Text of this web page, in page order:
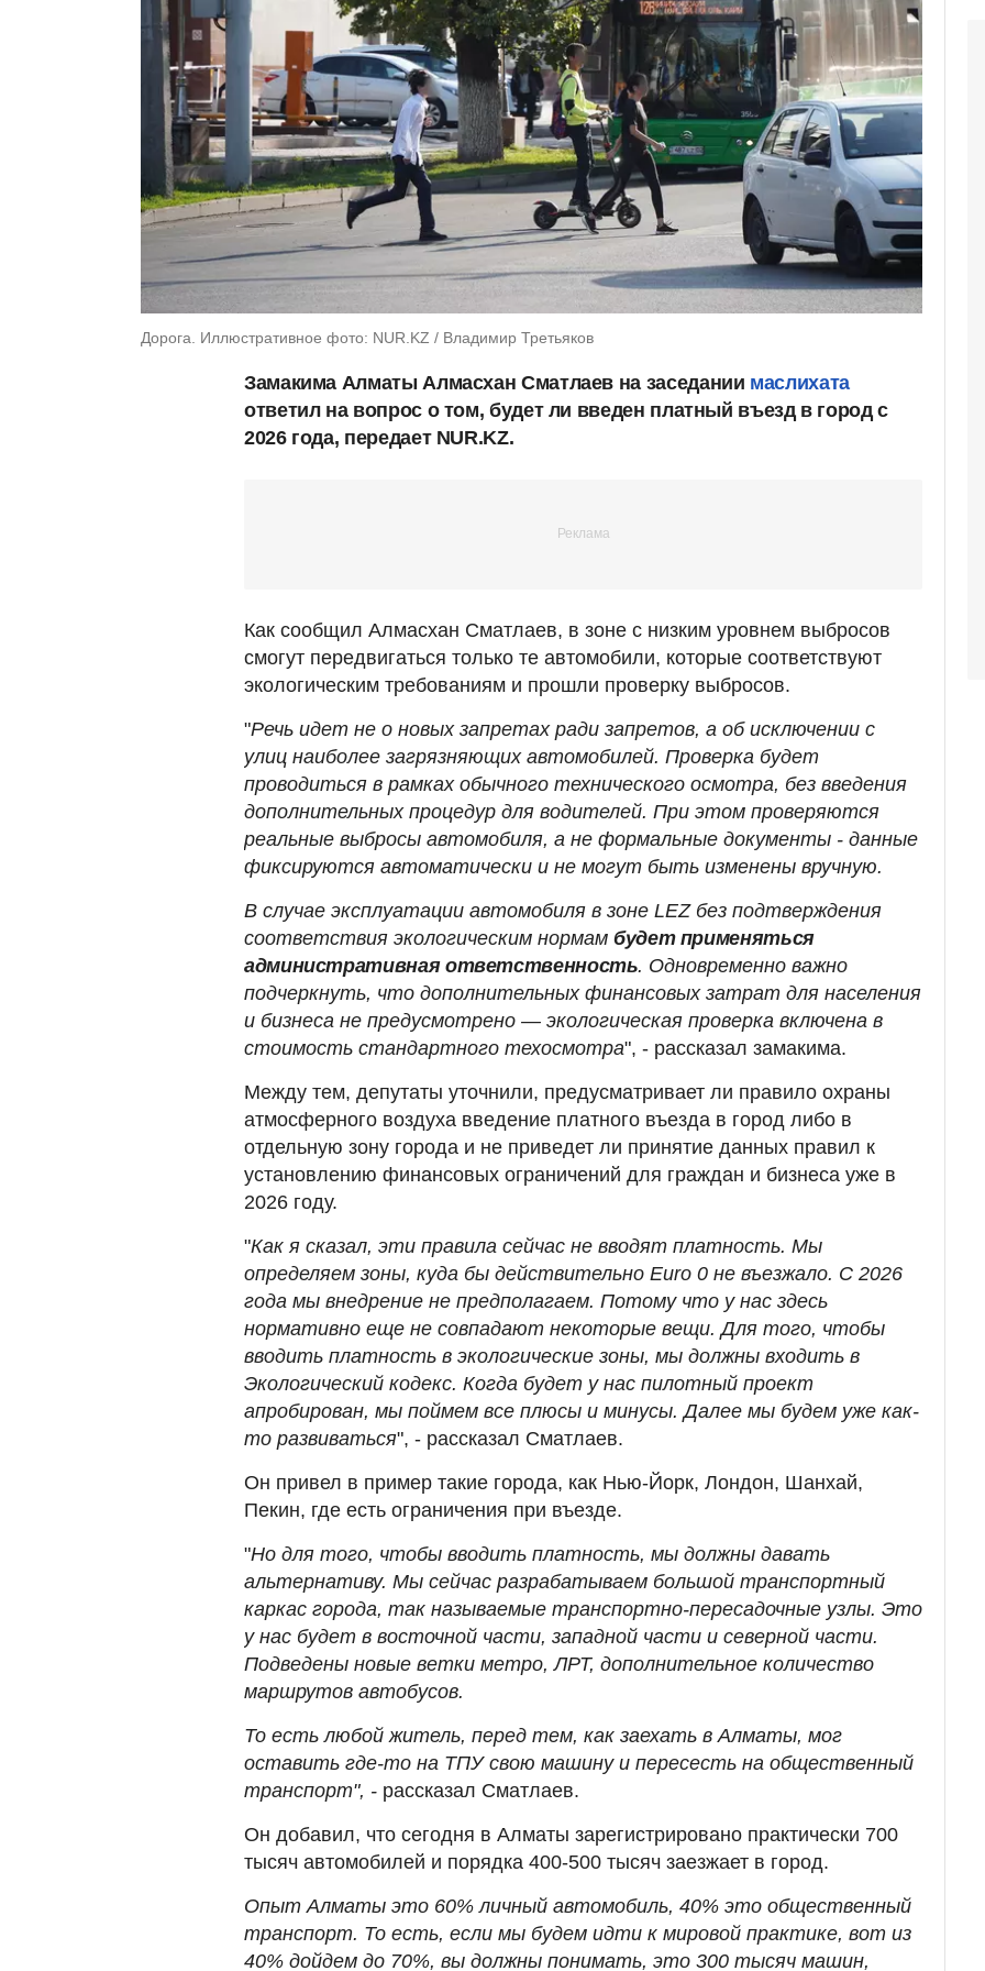
Дорога. Иллюстративное фото: NUR.KZ / Владимир Третьяков
Замакима Алматы Алмасхан Сматлаев на заседании маслихата
ответил на вопрос о том, будет ли введен платный въезд в город с
2026 года, передает NUR.KZ.
Как сообщил Алмасхан Сматлаев, в зоне с низким уровнем выбросов
смогут передвигаться только те автомобили, которые соответствуют
экологическим требованиям и прошли проверку выбросов.
"Речь идет не о новых запретах ради запретов, а об исключении с
улиц наиболее загрязняющих автомобилей. Проверка будет
проводиться в рамках обычного технического осмотра, без введения
дополнительных процедур для водителей. При этом проверяются
реальные выбросы автомобиля, а не формальные документы - данные
фиксируются автоматически и не могут быть изменены вручную.
В случае эксплуатации автомобиля в зоне LEZ без подтверждения
соответствия экологическим нормам будет применяться
административная ответственность. Одновременно важно
подчеркнуть, что дополнительных финансовых затрат для населения
и бизнеса не предусмотрено — экологическая проверка включена в
стоимость стандартного техосмотра", - рассказал замакима.
Между тем, депутаты уточнили, предусматривает ли правило охраны
атмосферного воздуха введение платного въезда в город либо в
отдельную зону города и не приведет ли принятие данных правил к
установлению финансовых ограничений для граждан и бизнеса уже в
2026 году.
"Как я сказал, эти правила сейчас не вводят платность. Мы
определяем зоны, куда бы действительно Euro 0 не въезжало. С 2026
года мы внедрение не предполагаем. Потому что у нас здесь
нормативно еще не совпадают некоторые вещи. Для того, чтобы
вводить платность в экологические зоны, мы должны входить в
Экологический кодекс. Когда будет у нас пилотный проект
апробирован, мы поймем все плюсы и минусы. Далее мы будем уже как-
то развиваться", - рассказал Сматлаев.
Он привел в пример такие города, как Нью-Йорк, Лондон, Шанхай,
Пекин, где есть ограничения при въезде.
"Но для того, чтобы вводить платность, мы должны давать
альтернативу. Мы сейчас разрабатываем большой транспортный
каркас города, так называемые транспортно-пересадочные узлы. Это
у нас будет в восточной части, западной части и северной части.
Подведены новые ветки метро, ЛРТ, дополнительное количество
маршрутов автобусов.
То есть любой житель, перед тем, как заехать в Алматы, мог
оставить где-то на ТПУ свою машину и пересесть на общественный
транспорт", - рассказал Сматлаев.
Он добавил, что сегодня в Алматы зарегистрировано практически 700
тысяч автомобилей и порядка 400-500 тысяч заезжает в город.
Опыт Алматы это 60% личный автомобиль, 40% это общественный
транспорт. То есть, если мы будем идти к мировой практике, вот из
40% дойдем до 70%, вы должны понимать, это 300 тысяч машин,